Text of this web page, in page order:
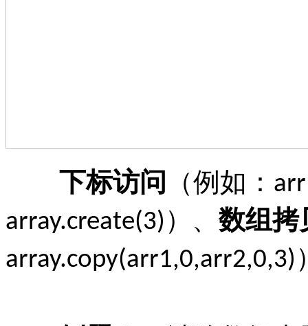
下标访问 （例如：
array.create(3) ）、 数组拷
array.copy(arr1,0,arr2,0,3)